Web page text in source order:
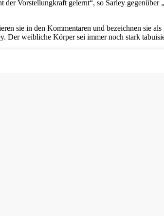
der Vorstellungkraft gelernt“, so Sarley
sie in den Kommentaren und bezeichnen sie
Der weibliche Körper sei immer noch stark